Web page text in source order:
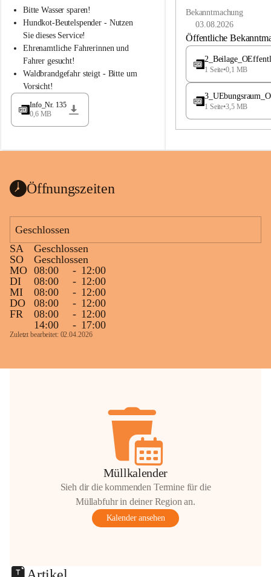
h
a
d
l
a
Bitte Wasser sparen!
Hundkot-Beutelspender - Nutzen
Sie dieses Service!
Ehrenamtliche Fahrerinnen und
Fahrer gesucht!
Waldbrandgefahr steigt - Bitte um
Vorsicht!
Info_Nr. 135
0,6 MB
e
a
Bekanntmachung
03.08.2026
Öffentliche
1 Seite•0,1 MB
1 Seite•3,5 MB
Öffnungszeiten
Geschlossen
SA
Geschlossen
SO
Geschlossen
MO 08:00 - 12:00
DI
08:00 - 12:00
MI
08:00 - 12:00
DO
08:00 - 12:00
FR
08:00 - 12:00
14:00
- 17:00
Zuletzt bearbeitet: 02.04.2026
Müllkalender
Sieh dir die kommenden Termine für die
Müllabfuhr in deiner Region an.
Kalender ansehen